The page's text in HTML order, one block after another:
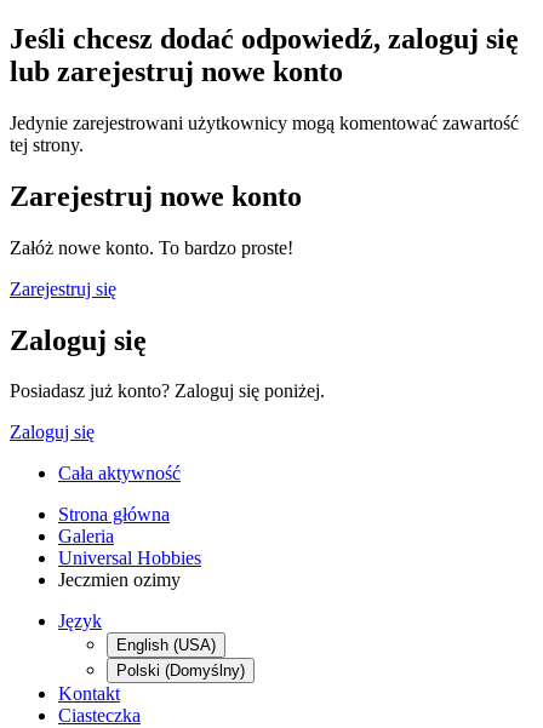
Jeśli chcesz dodać odpowiedź, zaloguj się
lub zarejestruj nowe konto
Jedynie zarejestrowani użytkownicy mogą komentować zawartość
tej strony.
Zarejestruj nowe konto
Załóż nowe konto. To bardzo proste!
Zarejestruj się
Zaloguj się
Posiadasz już konto? Zaloguj się poniżej.
Zaloguj się
Cała aktywność
Strona główna
Galeria
Universal Hobbies
Jeczmien ozimy
Język
English (USA)
Polski (Domyślny)
Kontakt
Ciasteczka